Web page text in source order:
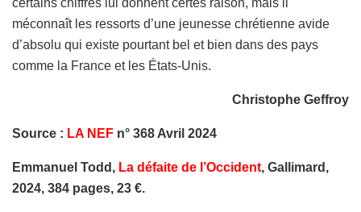
certains chiffres lui donnent certes raison, mais il
méconnaît les ressorts d’une jeunesse chrétienne avide
d’absolu qui existe pourtant bel et bien dans des pays
comme la France et les États-Unis.
Christophe Geffroy
Source : LA NEF n° 368 Avril 2024
Emmanuel Todd, La défaite de l’Occident, Gallimard,
2024, 384 pages, 23 €.